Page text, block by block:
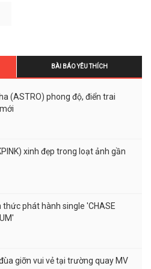
BÀI BÁO YÊU THÍCH
(ASTRO) phong độ, điển trai
xinh đẹp trong loạt ảnh gần
thức phát hành single 'CHASE
giỡn vui vẻ tại trường quay MV